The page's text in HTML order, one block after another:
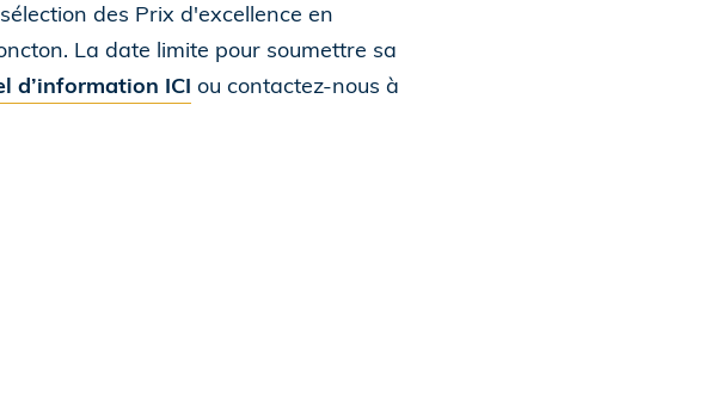
des Prix d'excellence en
La date limite pour soumettre sa
d’information ICI ou contactez-nous à